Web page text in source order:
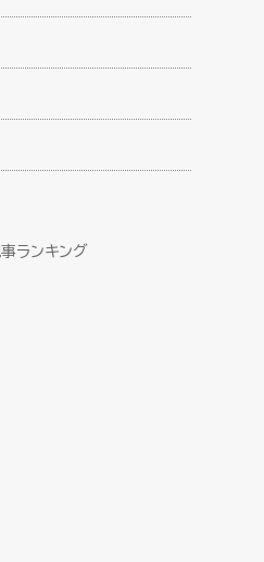
ランキング